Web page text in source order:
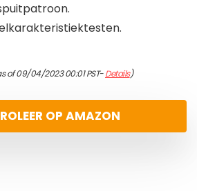
of 09/04/2023 00:01 PST-Details)
OP AMAZON